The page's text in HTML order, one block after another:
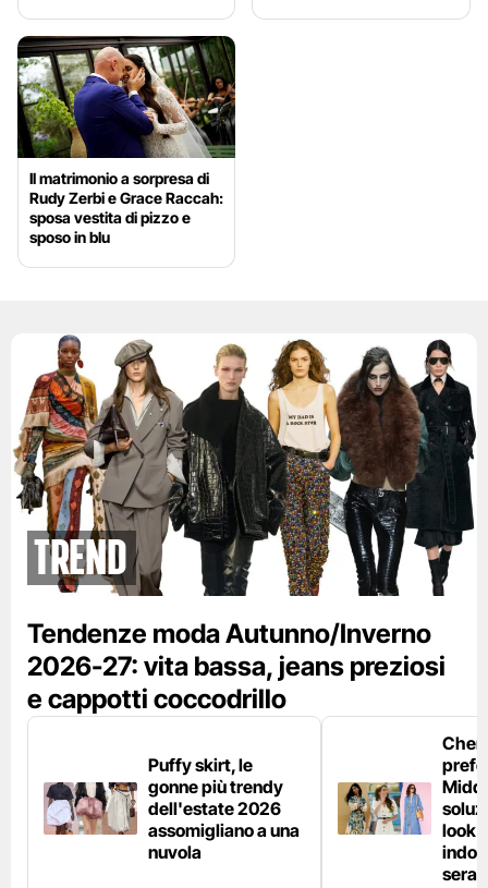
Il matrimonio a sorpresa di
Rudy Zerbi e Grace Raccah:
sposa vestita di pizzo e
sposo in blu
Trend
Tendenze moda Autunno/Inverno
2026-27: vita bassa, jeans preziosi
e cappotti coccodrillo
Puffy skirt, le
gonne più trendy
dell'estate 2026
assomigliano a una
nuvola
look
sera